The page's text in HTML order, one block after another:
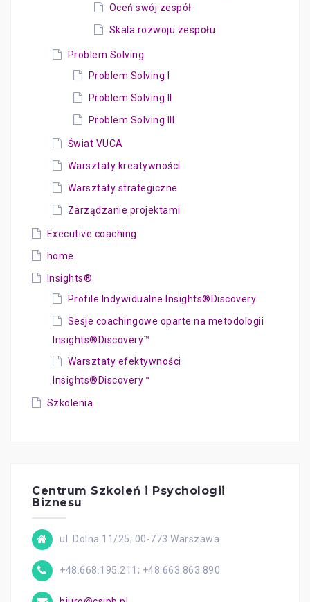
Oceń swój zespół
Skala rozwoju zespołu
Problem Solving
Problem Solving I
Problem Solving II
Problem Solving III
Świat VUCA
Warsztaty kreatywności
Warsztaty strategiczne
Zarządzanie projektami
Executive coaching
home
Insights®
Profile Indywidualne Insights®Discovery
Sesje coachingowe oparte na metodologii
Insights®Discovery™
Warsztaty efektywności
Insights®Discovery™
Szkolenia
Centrum Szkoleń i Psychologii
Biznesu
ul. Dolna 11/25; 00-773 Warszawa
+48.668.195.211; +48.663.863.890